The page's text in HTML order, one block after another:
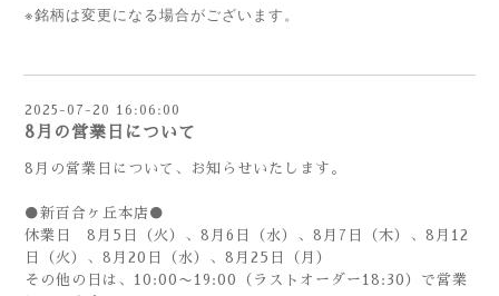
※銘柄は変更になる場合がございます。
2025-07-20 16:06:00
8月の営業日について
8月の営業日について、お知らせいたします。
●新百合ヶ丘本店●
休業日 8月5日（火）、8月6日（水）、8月7日（木）、8月12
日（火）、8月20日（水）、8月25日（月）
その他の日は、10:00〜19:00（ラストオーダー18:30）で営業